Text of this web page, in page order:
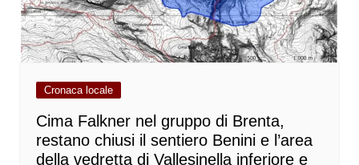
Cronaca locale
Cima Falkner nel gruppo di Brenta,
restano chiusi il sentiero Benini e l’area
della vedretta di Vallesinella inferiore e